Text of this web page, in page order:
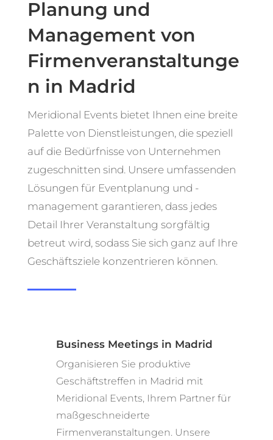
Planung und
Management von
Firmenveranstaltunge
n in Madrid
Meridional Events bietet Ihnen eine breite
Palette von Dienstleistungen, die speziell
auf die Bedürfnisse von Unternehmen
zugeschnitten sind. Unsere umfassenden
Lösungen für Eventplanung und -
management garantieren, dass jedes
Detail Ihrer Veranstaltung sorgfältig
betreut wird, sodass Sie sich ganz auf Ihre
Geschäftsziele konzentrieren können.
Business Meetings in Madrid
Organisieren Sie produktive
Geschäftstreffen in Madrid mit
Meridional Events, Ihrem Partner für
maßgeschneiderte
Firmenveranstaltungen. Unsere